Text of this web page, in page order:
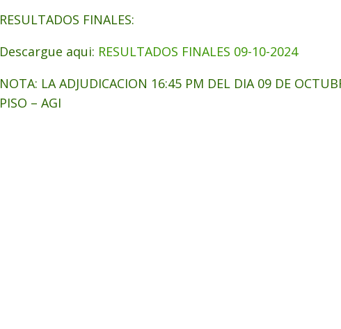
RESULTADOS FINALES:
Descargue aqui: RESULTADOS FINALES 09-10-2024
NOTA: LA ADJUDICACION 16:45 PM DEL DIA 09 DE
PISO – AGI